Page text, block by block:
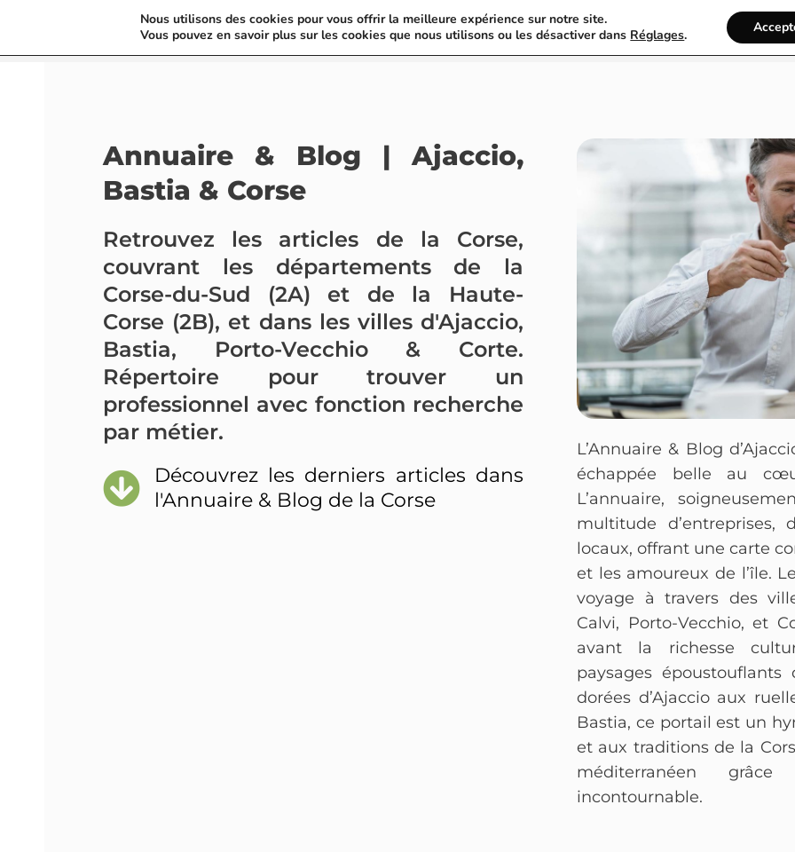
France Annuaire Rechercher
Annuaire & Blog | Ajaccio,
Bastia & Corse
Retrouvez les articles de la Corse,
couvrant les départements de la
Corse-du-Sud (2A) et de la Haute-
Corse (2B), et dans les villes d'Ajaccio,
Bastia, Porto-Vecchio & Corte.
Répertoire pour trouver un
professionnel avec fonction recherche
par métier.
Découvrez les derniers articles dans
l'Annuaire & Blog de la Corse
L’Annuaire & Blog
échappée belle au
L’annuaire,
multitude d’entreprises,
locaux, offrant une carte
et les amoureux de l’île.
voyage à travers des
Calvi, Porto-Vecchio, et
avant la richesse
paysages
dorées d’Ajaccio aux
Bastia, ce portail est un
et aux traditions de la
méditerranéen
incontournable.
Nous utilisons des cookies pour vous offrir la meilleure expérience sur notre site.
Vous pouvez en savoir plus sur les cookies que nous utilisons ou les désactiver dans Réglages.